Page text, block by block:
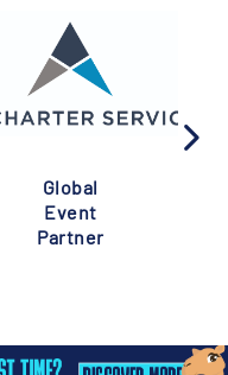
Global
Event
Partner